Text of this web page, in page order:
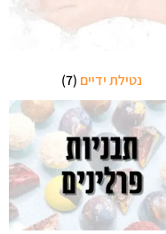
נטילת ידיים (7)